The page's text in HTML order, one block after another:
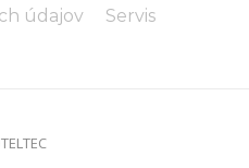
údajov Servis